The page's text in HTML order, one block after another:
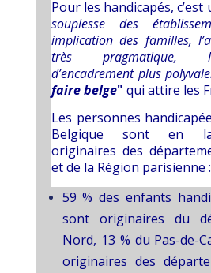
Pour les handicapés, c’est
souplesse des
implication des familles,
très pragmatique,
d’encadrement plus
faire belge" qui attire les
Les personnes
Belgique sont en
originaires des
et de la Région parisienne :
59 % des enfants
sont originaires du
Nord, 13 % du Pas-de-
originaires des